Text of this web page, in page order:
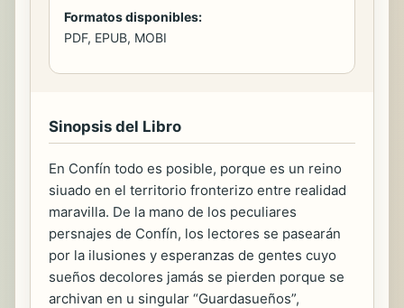
Formatos disponibles:
PDF, EPUB, MOBI
Sinopsis del Libro
En Confín todo es posible, porque es un reino
siuado en el territorio fronterizo entre realidad
maravilla. De la mano de los peculiares
persnajes de Confín, los lectores se pasearán
por la ilusiones y esperanzas de gentes cuyo
sueños decolores jamás se pierden porque se
archivan en u singular “Guardasueños”,